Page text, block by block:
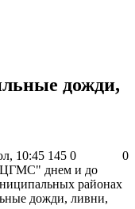
дожди,
10:45 145 0
0
днем и до
районах
дожди, ливни,